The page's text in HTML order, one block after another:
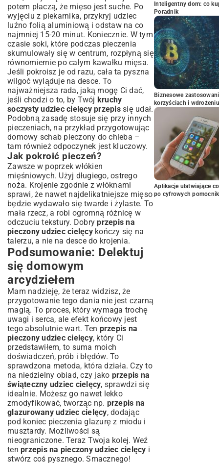
potem płaczą, że mięso jest suche. Po
wyjęciu z piekarnika, przykryj udziec
luźno folią aluminiową i odstaw na co
najmniej 15-20 minut. Koniecznie. W tym
czasie soki, które podczas pieczenia
skumulowały się w centrum, rozpłyną się
równomiernie po całym kawałku mięsa.
Jeśli pokroisz je od razu, cała ta pyszna
wilgoć wyląduje na desce. To
najważniejsza rada, jaką mogę Ci dać,
jeśli chodzi o to, by Twój kruchy
soczysty udziec cielęcy przepissię udał.
Podobną zasadę stosuje się przy innych
pieczeniach, na przykład przygotowując
domowy schab pieczony do chleba –
tam również odpoczynek jest kluczowy.
Jak pokroić pieczeń?
Zawsze w poprzek włókien
mięśniowych. Użyj długiego, ostrego
noża. Krojenie zgodnie z włóknami
sprawi, że nawet najdelikatniejsze mięso
będzie wydawało się twarde i żylaste. To
mała rzecz, a robi ogromną różnicę w
odczuciu tekstury. Dobryprzepis na
pieczony udziec cielęcykończy się na
talerzu, a nie na desce do krojenia.
Podsumowanie: Delektuj
się domowym
arcydziełem
Mam nadzieję, że teraz widzisz, że
przygotowanie tego dania nie jest czarną
magią. To proces, który wymaga trochę
uwagi i serca, ale efekt końcowy jest
tego absolutnie wart. Ten przepis na
pieczony udziec cielęcy, który Ci
przedstawiłem, to suma moich
doświadczeń, prób i błędów. To
sprawdzona metoda, która działa. Czy to
na niedzielny obiad, czy jako przepis na
świąteczny udziec cielęcy, sprawdzi się
idealnie. Możesz go nawet lekko
zmodyfikować, tworząc np. przepis na
glazurowany udziec cielęcy, dodając
pod koniec pieczenia glazurę z miodu i
musztardy. Możliwości są
nieograniczone. Teraz Twoja kolej. Weź
ten przepis na pieczony udziec cielęcy i
stwórz coś pysznego. Smacznego!
Inteligentny dom: co
Poradnik
Biznesowe
korzyściach i wdrożeniu
Aplikacje ułatwiające
po cyfrowych